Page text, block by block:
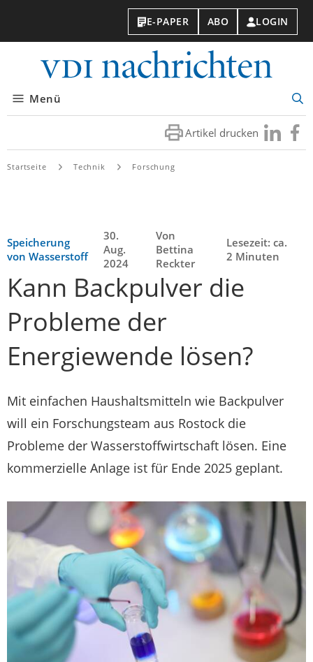
E-PAPER ABO LOGIN
Menü
Artikel drucken Besuchen
Sie
Sie
Startseite Technik Forschung
Speicherung
von Wasserstoff
30.
Aug.
2024
Von
Bettina
Reckter
Lesezeit: ca.
2 Minuten
Kann Backpulver die
Probleme der
Energiewende lösen?
Mit einfachen Haushaltsmitteln wie Backpulver
will ein Forschungsteam aus Rostock die
Probleme der Wasserstoffwirtschaft lösen. Eine
kommerzielle Anlage ist für Ende 2025 geplant.